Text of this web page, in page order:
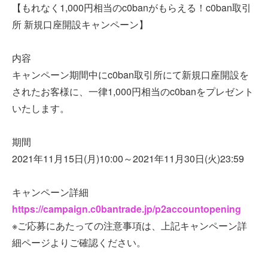
【もれなく1,000円相当のc0banがもらえる！c0ban取引
所 新規口座開設キャンペーン】
内容
キャンペーン期間中にc0ban取引所にて新規口座開設を
されたお客様に、一律1,000円相当のc0banをプレゼント
いたします。
期間
2021年11月15日(月)10:00～2021年11月30日(火)23:59
キャンペーン詳細
https://campaign.c0bantrade.jp/p2accountopening
※ご応募にあたっての注意事項は、上記キャンペーン詳
細ページよりご確認ください。